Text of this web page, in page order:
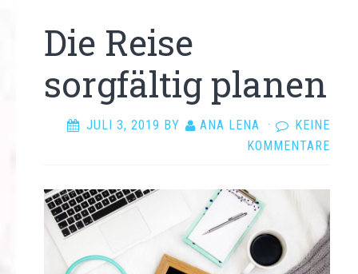
Die Reise
sorgfältig planen
JULI 3, 2019 BY ANA LENA ·
KEINE
KOMMENTARE